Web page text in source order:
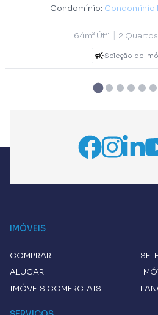
Condomínio: Condominio
64m² Útil | 2 Quartos
Seleção de
IMÓVEIS
COMPRAR
ALUGAR
IMÓVEIS COMERCIAIS